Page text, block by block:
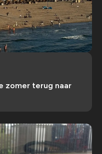
zomer terug naar